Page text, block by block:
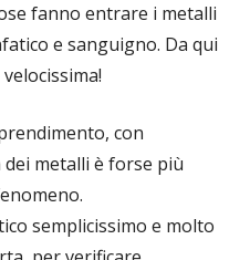
fanno entrare i metalli
e sanguigno. Da qui
con
dei metalli è forse più
semplicissimo e molto